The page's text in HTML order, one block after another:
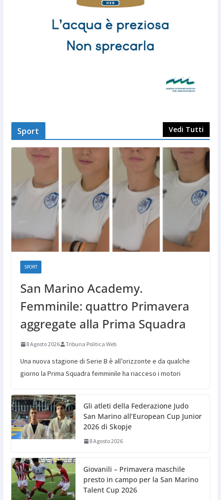
Sport Vedi Tutti
SPORT
San Marino Academy.
Femminile: quattro Primavera
aggregate alla Prima Squadra
8 Agosto 2026 Tribuna Politica Web
Una nuova stagione di Serie B è all’orizzonte e da qualche
giorno la Prima Squadra femminile ha riacceso i motori
Gli atleti della Federazione Judo
San Marino all’European Cup Junior
2026 di Skopje
8 Agosto 2026
Giovanili – Primavera maschile
presto in campo per la San Marino
Talent Cup 2026